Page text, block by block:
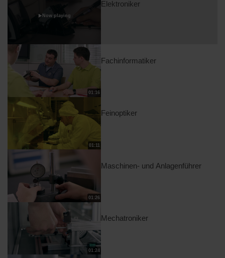
Now playing
Elektroniker
01:16
Fachinformatiker
01:11
Feinoptiker
01:26
Maschinen- und Anlagenführer
01:24
Mechatroniker